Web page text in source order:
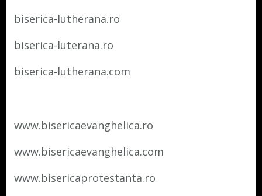
biserica-lutherana.ro
biserica-luterana.ro
biserica-lutherana.com
www.bisericaevanghelica.ro
www.bisericaevanghelica.com
www.bisericaprotestanta.ro